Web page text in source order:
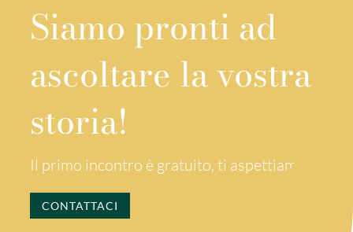
Siamo pronti ad
ascoltare la vostra
storia!
Il primo incontro è gratuito, ti aspettiamo!
CONTATTACI